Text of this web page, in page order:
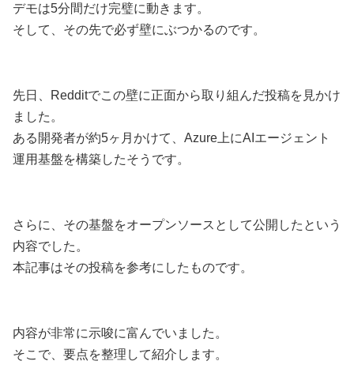
デモは5分間だけ完璧に動きます。
そして、その先で必ず壁にぶつかるのです。
先日、Redditでこの壁に正面から取り組んだ投稿を見かけ
ました。
ある開発者が約5ヶ月かけて、Azure上にAIエージェント
運用基盤を構築したそうです。
さらに、その基盤をオープンソースとして公開したという
内容でした。
本記事はその投稿を参考にしたものです。
内容が非常に示唆に富んでいました。
そこで、要点を整理して紹介します。